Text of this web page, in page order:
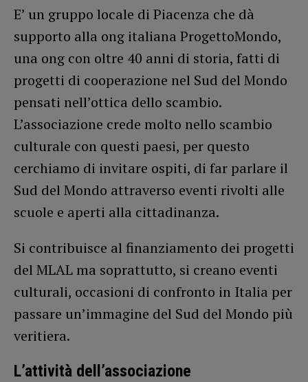
E’ un gruppo locale di Piacenza che dà
supporto alla ong italiana ProgettoMondo,
una ong con oltre 40 anni di storia, fatti di
progetti di cooperazione nel Sud del Mondo
pensati nell’ottica dello scambio.
L’associazione crede molto nello scambio
culturale con questi paesi, per questo
cerchiamo di invitare ospiti, di far parlare il
Sud del Mondo attraverso eventi rivolti alle
scuole e aperti alla cittadinanza.
Si contribuisce al finanziamento dei progetti
del MLAL ma soprattutto, si creano eventi
culturali, occasioni di confronto in Italia per
passare un’immagine del Sud del Mondo più
veritiera.
L’attività dell’associazione